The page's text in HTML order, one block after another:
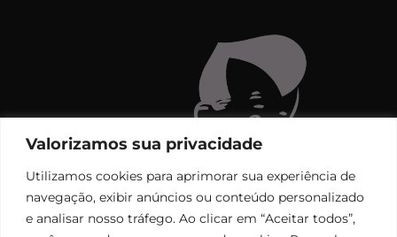
Valorizamos sua privacidade
Utilizamos cookies para aprimorar sua experiência de
navegação, exibir anúncios ou conteúdo personalizado
e analisar nosso tráfego. Ao clicar em “Aceitar todos”,